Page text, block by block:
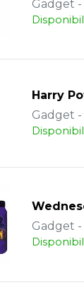
Gadget -
Harry
Gadget -
Gadget